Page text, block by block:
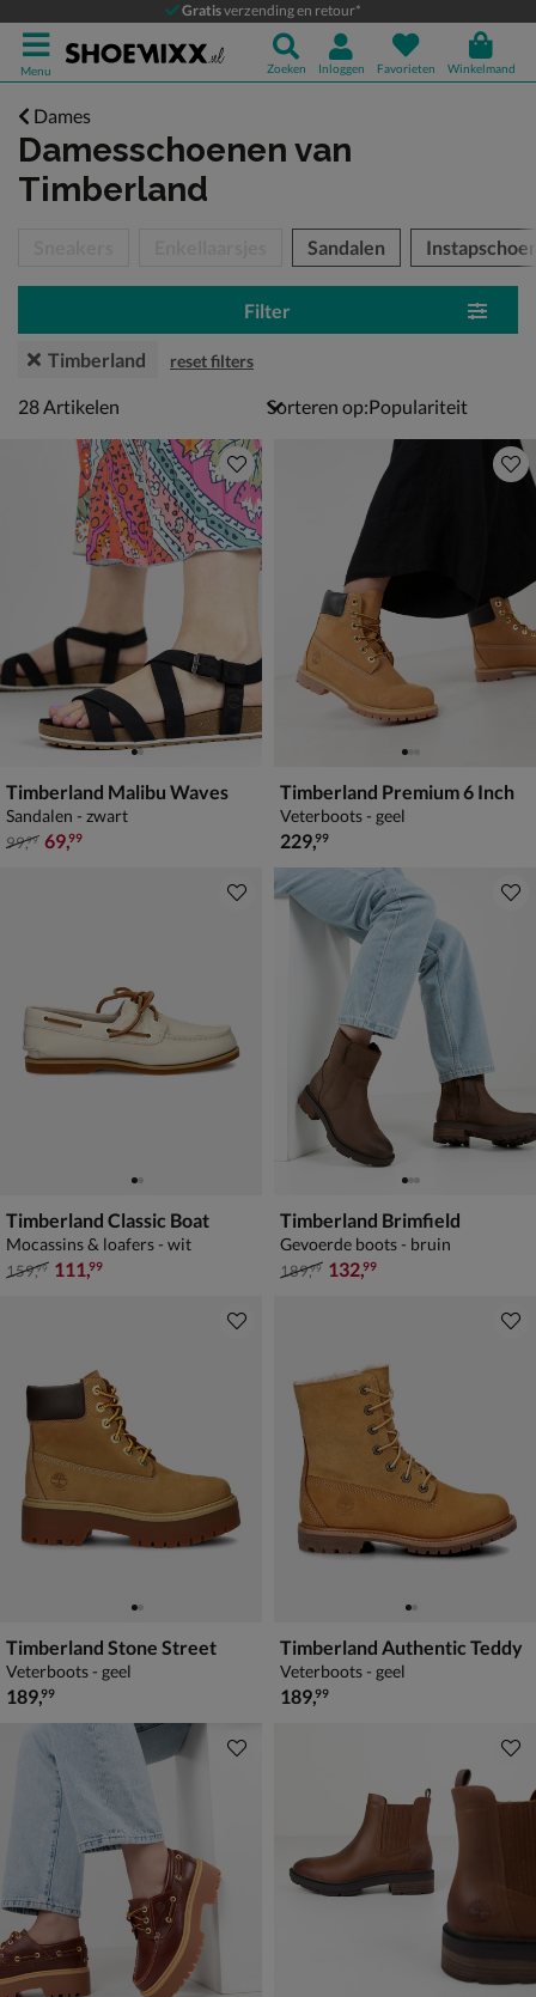
Gratisverzending en retour*
Menu Zoeken Inloggen Favorieten Winkelmand
Dames
Damesschoenen van
Timberland
Sandalen
Filter
Timberland reset filters
28 artikelen
28Artikelen Sorteren op:
Timberland Malibu Waves
Sandalen - zwart
van € 99,99 voor € 69,99
99,99 69,99
Timberland Premium 6 Inch
Veterboots - geel
€ 229,99
229,99
Timberland Classic Boat
Mocassins & loafers - wit
van € 159,99 voor € 111,99
159,99 111,99
Timberland Brimfield
Gevoerde boots - bruin
van € 189,99 voor € 132,99
189,99 132,99
Timberland Stone Street
Veterboots - geel
€ 189,99
189,99
Timberland Authentic Teddy
Veterboots - geel
€ 189,99
189,99